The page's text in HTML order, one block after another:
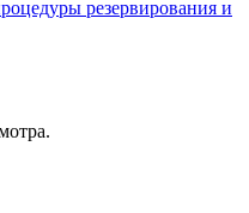
резервирования и